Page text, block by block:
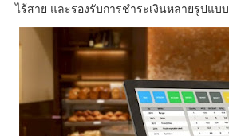
ไร้สาย และรองรับการชำระเงินหลายรูปแบบ